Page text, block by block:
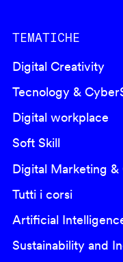
TEMATICHE
Digital Creativity
Tecnology &
Digital workplace
Soft Skill
Digital Marketing &
Tutti i corsi
Artificial
Sustainability and